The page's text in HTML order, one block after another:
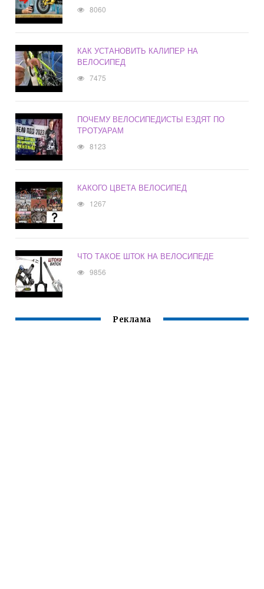
8060
КАК УСТАНОВИТЬ КАЛИПЕР НА
ВЕЛОСИПЕД
7475
ПОЧЕМУ ВЕЛОСИПЕДИСТЫ ЕЗДЯТ ПО
ТРОТУАРАМ
8123
КАКОГО ЦВЕТА ВЕЛОСИПЕД
1267
ЧТО ТАКОЕ ШТОК НА ВЕЛОСИПЕДЕ
9856
Реклама